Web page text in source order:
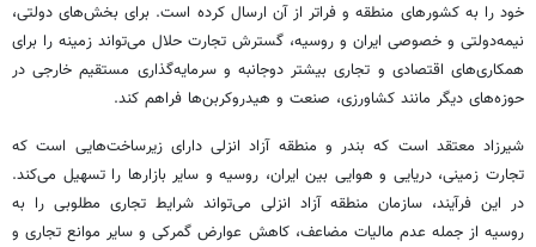
خود را به کشورهای منطقه و فراتر از آن ارسال کرده است. برای بخش‌های دولتی،
نیمه‌دولتی و خصوصی ایران و روسیه، گسترش تجارت حلال می‌تواند زمینه را برای
همکاری‌های اقتصادی و تجاری بیشتر دوجانبه و سرمایه‌گذاری مستقیم خارجی در
حوزه‌های دیگر مانند کشاورزی، صنعت و هیدروکربن‌ها فراهم کند.
شیرزاد معتقد است که بندر و منطقه آزاد انزلی دارای زیرساخت‌هایی است که
تجارت زمینی، دریایی و هوایی بین ایران، روسیه و سایر بازارها را تسهیل می‌کند.
در این فرآیند، سازمان منطقه آزاد انزلی می‌تواند شرایط تجاری مطلوبی را به
روسیه از جمله عدم مالیات مضاعف، کاهش عوارض گمرکی و سایر موانع تجاری و